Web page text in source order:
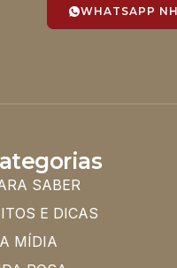
WHATSAPP NH
SABER
E DICAS
MÍDIA